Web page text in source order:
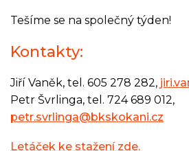
Tešíme se na společný týden!
Kontakty:
Jiří Vaněk, tel. 605 278 282,
Petr Švrlinga, tel. 724 689 012,
petr.svrlinga@bkskokani.cz
Letáček ke stažení zde.